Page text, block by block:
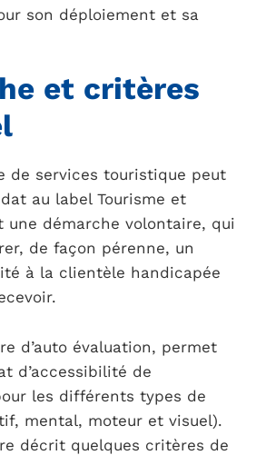
son déploiement et sa
et critères
de services touristique peut
au label Tourisme et
une démarche volontaire, qui
de façon pérenne, un
à la clientèle handicapée
d’auto évaluation, permet
d’accessibilité de
les différents types de
mental, moteur et visuel).
décrit quelques critères de